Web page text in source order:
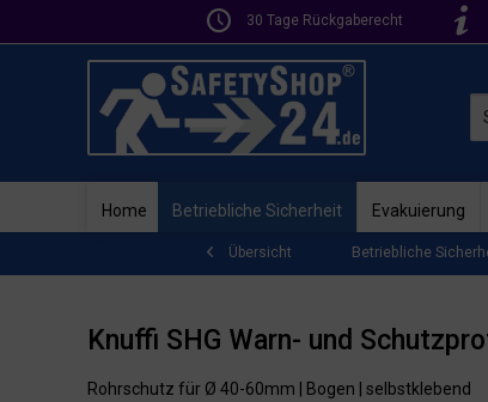
30 Tage Rückgaberecht
Home Betriebliche Sicherheit Evakuierung
Übersicht Betriebliche
Knuffi SHG Warn- und
Rohrschutz für Ø 40-60mm | Bogen | selbstklebend